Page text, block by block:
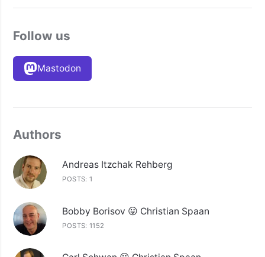
Follow us
Mastodon
Authors
Andreas Itzchak Rehberg
POSTS: 1
Bobby Borisov 😛 Christian Spaan
POSTS: 1152